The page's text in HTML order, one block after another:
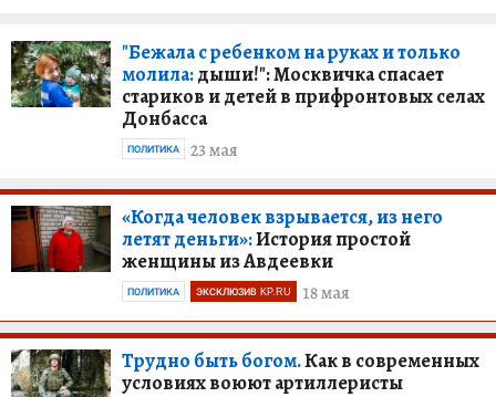
"Бежала с ребенком на руках и только
молила:дыши!": Москвичка спасает
стариков и детей в прифронтовых селах
Донбасса
23 мая
ПОЛИТИКА
«Когда человек взрывается, из него
летят деньги»:История простой
женщины из Авдеевки
18 мая
ПОЛИТИКА ЭКСКЛЮЗИВ KP.RU
Трудно быть богом.Как в современных
условиях воюют артиллеристы